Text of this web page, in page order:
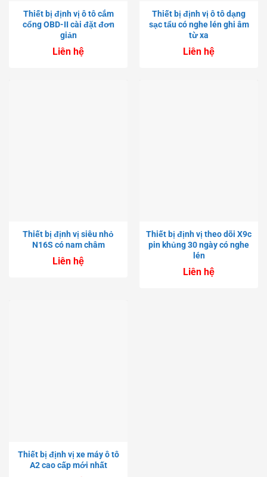
Thiết bị định vị ô tô cắm
cổng OBD-II cài đặt đơn
giản
Liên hệ
Thiết bị định vị ô tô dạng
sạc tẩu có nghe lén ghi âm
từ xa
Liên hệ
Thiết bị định vị siêu nhỏ
N16S có nam châm
Liên hệ
Thiết bị định vị theo dõi X9c
pin khủng 30 ngày có nghe
lén
Liên hệ
Thiết bị định vị xe máy ô tô
A2 cao cấp mới nhất